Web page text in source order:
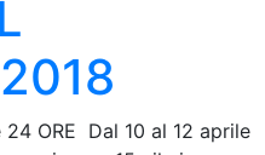
ORE Dal 10 al 12 aprile